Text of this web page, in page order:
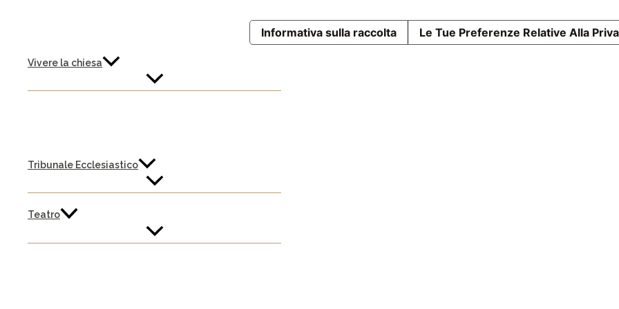
Vivere la chiesa
Tribunale Ecclesiastico
Teatro
Informativa sulla raccolta Le Tue Preferenze Relative Alla